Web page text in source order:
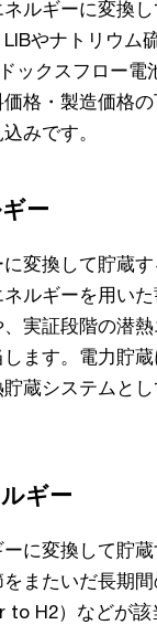
ルギーに変換
LIBやナトリウム
ックスフロー電
格・製造価格
みです。
ー
変換して貯蔵す
ルギーを用い
実証段階の潜
ます。電力貯
蔵システムと
ギー
に変換して貯
またいだ長期
H2）などが該